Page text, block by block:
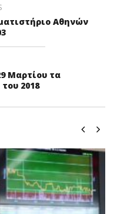
Αθηνών
Μαρτίου τα
2018